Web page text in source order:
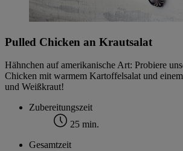
Pulled Chicken an Krautsalat
Hähnchen auf amerikanische Art: Probiere
Chicken mit warmem Kartoffelsalat und
und Weißkraut!
Zubereitungszeit
25 min.
Gesamtzeit